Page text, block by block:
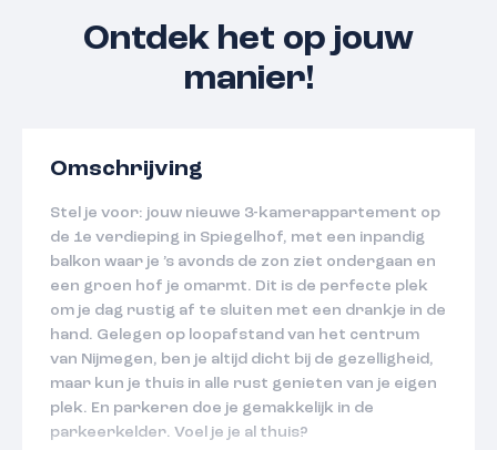
Ontdek het op jouw
manier!
Omschrijving
Stel je voor: jouw nieuwe 3-kamerappartement op
de 1e verdieping in Spiegelhof, met een inpandig
balkon waar je ’s avonds de zon ziet ondergaan en
een groen hof je omarmt. Dit is de perfecte plek
om je dag rustig af te sluiten met een drankje in de
hand. Gelegen op loopafstand van het centrum
van Nijmegen, ben je altijd dicht bij de gezelligheid,
maar kun je thuis in alle rust genieten van je eigen
plek. En parkeren doe je gemakkelijk in de
parkeerkelder. Voel je je al thuis?